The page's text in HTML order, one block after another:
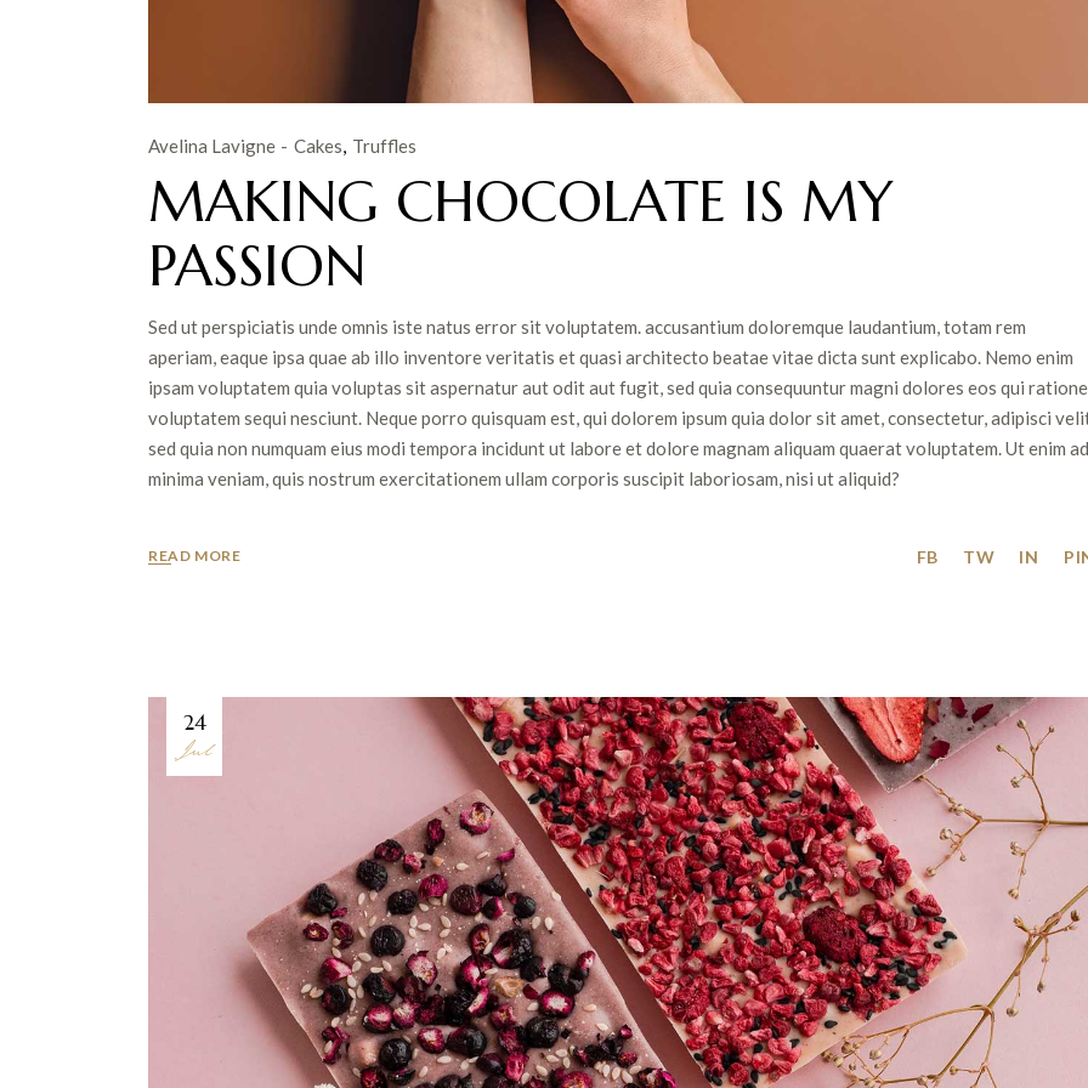
Avelina Lavigne Cakes Truffles
MAKING CHOCOLATE IS MY
PASSION
Sed ut perspiciatis unde omnis iste natus error sit voluptatem. accusantium doloremque laudantium, totam rem
aperiam, eaque ipsa quae ab illo inventore veritatis et quasi architecto beatae vitae dicta sunt explicabo. Nemo enim
ipsam voluptatem quia voluptas sit aspernatur aut odit aut fugit, sed quia consequuntur magni dolores eos qui ratione
voluptatem sequi nesciunt. Neque porro quisquam est, qui dolorem ipsum quia dolor sit amet, consectetur, adipisci
sed quia non numquam eius modi tempora incidunt ut labore et dolore magnam aliquam quaerat voluptatem. Ut enim ad
minima veniam, quis nostrum exercitationem ullam corporis suscipit laboriosam, nisi ut aliquid?
READ MORE FB TW IN
24
Jul